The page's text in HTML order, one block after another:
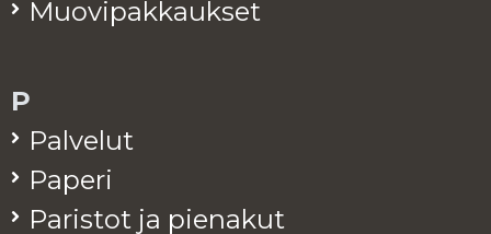
Muo­vi­pak­kauk­set
P
Pal­ve­lut
Pa­pe­ri
Pa­ris­tot ja pie­na­kut